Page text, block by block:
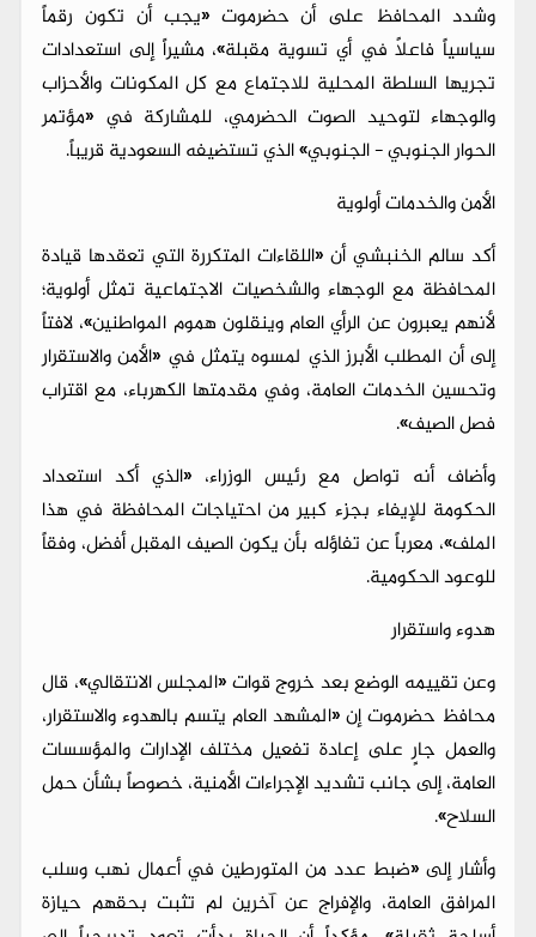
وشدد المحافظ على أن حضرموت «يجب أن تكون رقماً
سياسياً فاعلاً في أي تسوية مقبلة»، مشيراً إلى استعدادات
تجريها السلطة المحلية للاجتماع مع كل المكونات والأحزاب
والوجهاء لتوحيد الصوت الحضرمي، للمشاركة في «مؤتمر
الحوار الجنوبي - الجنوبي» الذي تستضيفه السعودية قريباً.
الأمن والخدمات أولوية
أكد سالم الخنبشي أن «اللقاءات المتكررة التي تعقدها قيادة
المحافظة مع الوجهاء والشخصيات الاجتماعية تمثل أولوية؛
لأنهم يعبرون عن الرأي العام وينقلون هموم المواطنين»، لافتاً
إلى أن المطلب الأبرز الذي لمسوه يتمثل في «الأمن والاستقرار
وتحسين الخدمات العامة، وفي مقدمتها الكهرباء، مع اقتراب
فصل الصيف».
وأضاف أنه تواصل مع رئيس الوزراء، «الذي أكد استعداد
الحكومة للإيفاء بجزء كبير من احتياجات المحافظة في هذا
الملف»، معرباً عن تفاؤله بأن يكون الصيف المقبل أفضل، وفقاً
للوعود الحكومية.
هدوء واستقرار
وعن تقييمه الوضع بعد خروج قوات «المجلس الانتقالي»، قال
محافظ حضرموت إن «المشهد العام يتسم بالهدوء والاستقرار،
والعمل جارٍ على إعادة تفعيل مختلف الإدارات والمؤسسات
العامة، إلى جانب تشديد الإجراءات الأمنية، خصوصاً بشأن حمل
السلاح».
وأشار إلى «ضبط عدد من المتورطين في أعمال نهب وسلب
المرافق العامة، والإفراج عن آخرين لم تثبت بحقهم حيازة